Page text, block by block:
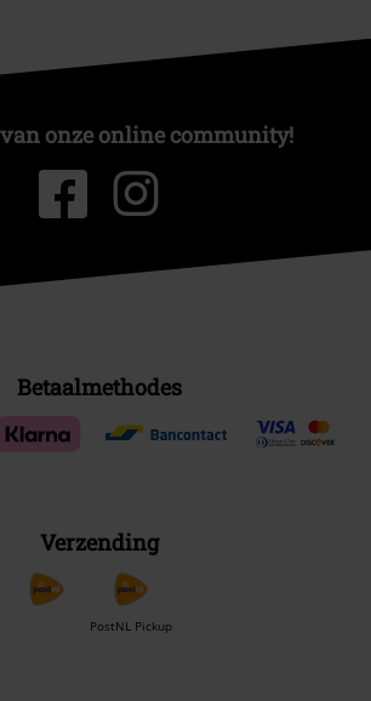
onze online community!
Betaalmethodes
Verzending
PostNL Pickup